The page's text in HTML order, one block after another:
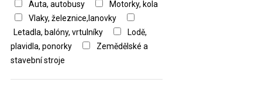
Auta, autobusy
Motorky, kola
Vlaky, železnice,lanovky
Letadla, balóny, vrtulníky
Lodě,
plavidla, ponorky
Zemědělské a
stavební stroje